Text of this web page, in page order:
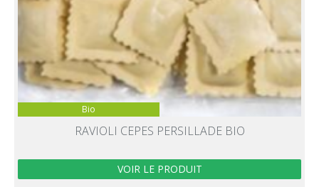
Bio
RAVIOLI CEPES PERSILLADE BIO
VOIR LE PRODUIT